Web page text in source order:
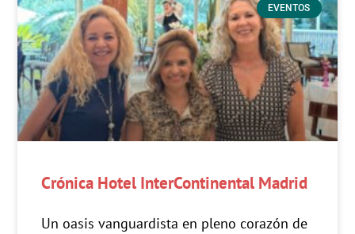
EVENTOS
Crónica Hotel InterContinental Madrid
Un oasis vanguardista en pleno corazón de